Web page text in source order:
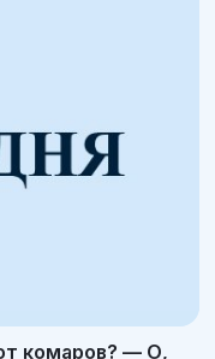
комаров? — О,